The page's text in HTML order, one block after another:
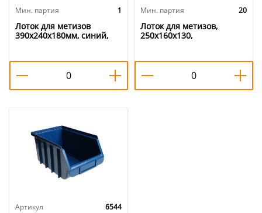
Мин. партия
1
Лоток для метизов
390х240х180мм, синий,
Мин. партия
20
Лоток для метизов,
250х160х130,
Артикул
6544